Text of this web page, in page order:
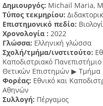
Δημιουργός: Michail Maria,
Τύπος τεκμηρίου:
Επιστημονικό πεδίο:
Χρονολογία : 2022
Γλώσσα: Ελληνική γλώσσα
Σχολή/τμήμα/ινστιτούτο:
Καποδιστριακό
Θετικών Επιστημών ▶ Τμήμα
Φορέας: Εθνικό και
Αθηνών
Συλλογή: Πέργαμος